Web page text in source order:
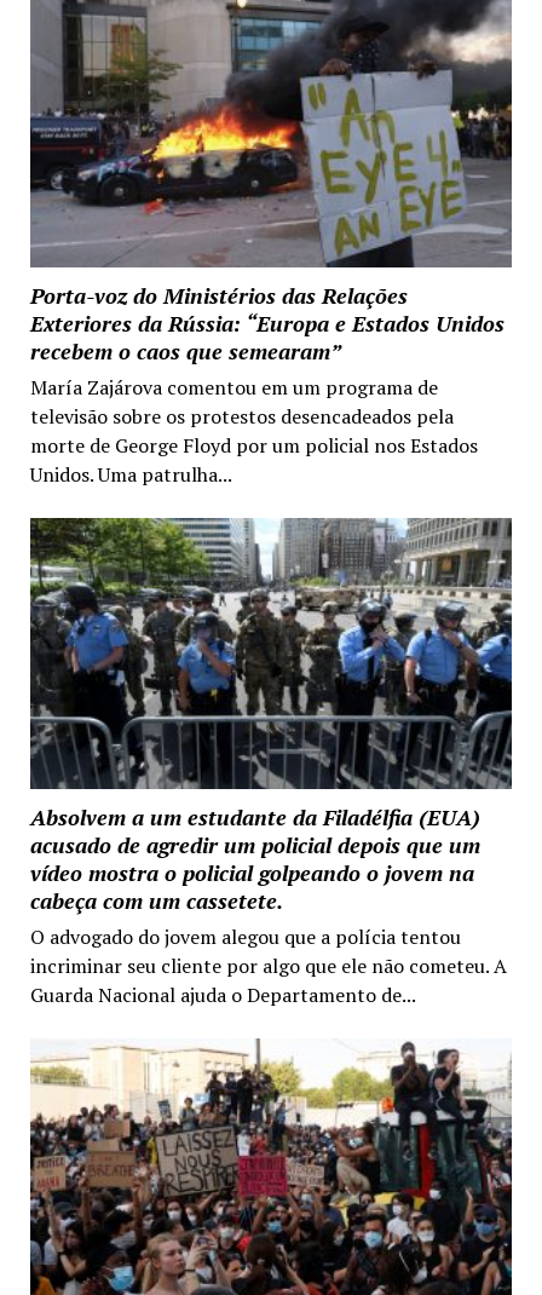
Porta-voz do Ministérios das Relações
Exteriores da Rússia: “Europa e Estados Unidos
recebem o caos que semearam”
María Zajárova comentou em um programa de
televisão sobre os protestos desencadeados pela
morte de George Floyd por um policial nos Estados
Unidos. Uma patrulha...
Absolvem a um estudante da Filadélfia (EUA)
acusado de agredir um policial depois que um
vídeo mostra o policial golpeando o jovem na
cabeça com um cassetete.
O advogado do jovem alegou que a polícia tentou
incriminar seu cliente por algo que ele não cometeu. A
Guarda Nacional ajuda o Departamento de...